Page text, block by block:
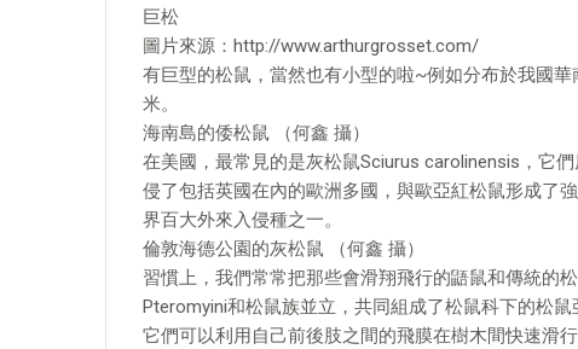
巨松
圖片來源：http://www.arthurgrosset.com/
有巨型的松鼠，當然也有小型的啦~例如分布於我國
米。
海南島的倭松鼠 （何鑫 攝）
在美國，最常見的是灰松鼠Sciurus carolinensis，它
侵了包括英國在內的歐洲多國，與歐亞紅松鼠形成了
界百大外來入侵種之一。
倫敦海德公園的灰松鼠 （何鑫 攝）
習慣上，我們常常把那些會滑翔飛行的鼯鼠和傳統的
Pteromyini和松鼠族並立，共同組成了松鼠科下的松鼠
它們可以利用自己前後肢之間的飛膜在樹木間快速滑